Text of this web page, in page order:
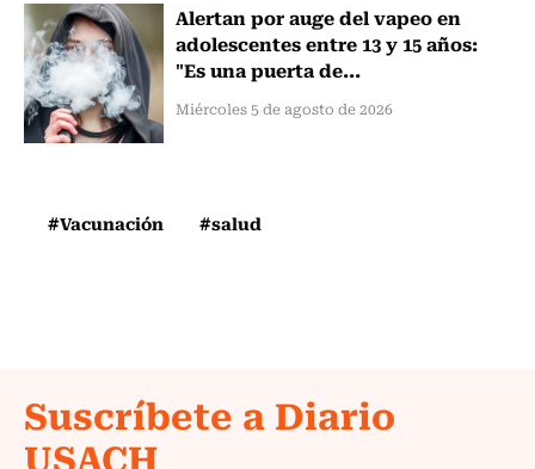
Alertan por auge del vapeo en
adolescentes entre 13 y 15 años:
"Es una puerta de...
Miércoles 5 de agosto de 2026
#Vacunación #salud